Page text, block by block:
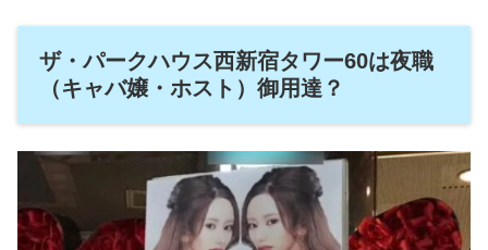
ザ・パークハウス西新宿タワー60は夜職
（キャバ嬢・ホスト）御用達？